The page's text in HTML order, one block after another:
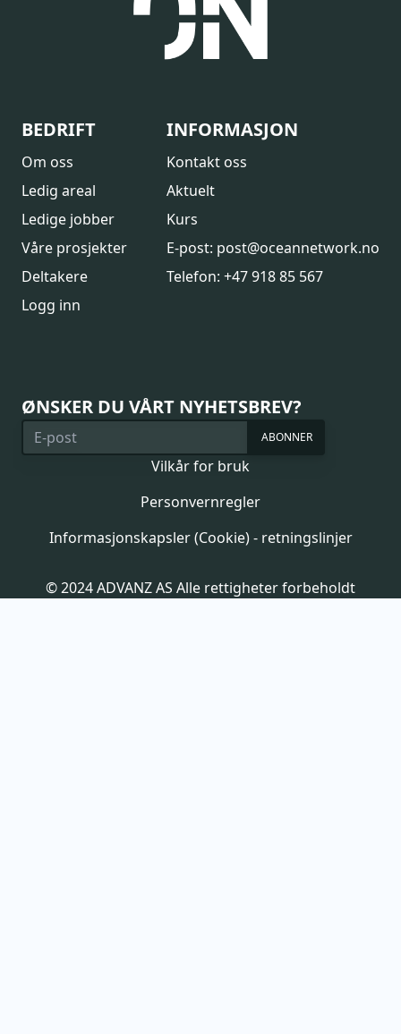
BEDRIFT
Om oss
Ledig areal
Ledige jobber
Våre prosjekter
Deltakere
Logg inn
INFORMASJON
Kontakt oss
Aktuelt
Kurs
E-post: post@oceannetwork.no
Telefon: +47 918 85 567
ØNSKER DU VÅRT NYHETSBREV?
ABONNER
Vilkår for bruk
Personvernregler
Informasjonskapsler (Cookie) - retningslinjer
© 2024 ADVANZ AS Alle rettigheter forbeholdt